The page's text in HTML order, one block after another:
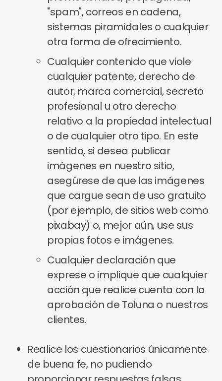
"spam", correos en cadena,
sistemas piramidales o cualquier
otra forma de ofrecimiento.
Cualquier contenido que viole
cualquier patente, derecho de
autor, marca comercial, secreto
profesional u otro derecho
relativo a la propiedad intelectual
o de cualquier otro tipo. En este
sentido, si desea publicar
imágenes en nuestro sitio,
asegúrese de que las imágenes
que cargue sean de uso gratuito
(por ejemplo, de sitios web como
pixabay) o, mejor aún, use sus
propias fotos e imágenes.
Cualquier declaración que
exprese o implique que cualquier
acción que realice cuenta con la
aprobación de Toluna o nuestros
clientes.
Realice los cuestionarios únicamente
de buena fe, no pudiendo